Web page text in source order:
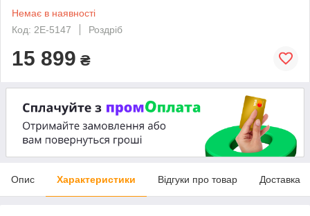
Немає в наявності
Код: 2E-5147
Роздріб
15 899 ₴
Опис Характеристики Відгуки про товар Доставка